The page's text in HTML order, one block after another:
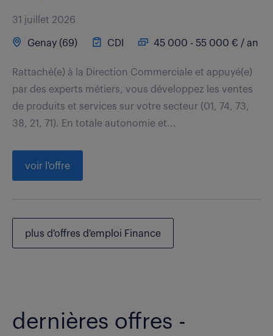
31 juillet 2026
Genay (69) CDI 45 000 - 55 000 € / an
Rattaché(e) à la Direction Commerciale et appuyé(e)
par des experts métiers, vous développez les ventes
de produits et services sur votre secteur (01, 74, 73,
38, 21, 71). En totale autonomie et...
voir l'offre
plus d'offres d'emploi Finance
dernières offres -